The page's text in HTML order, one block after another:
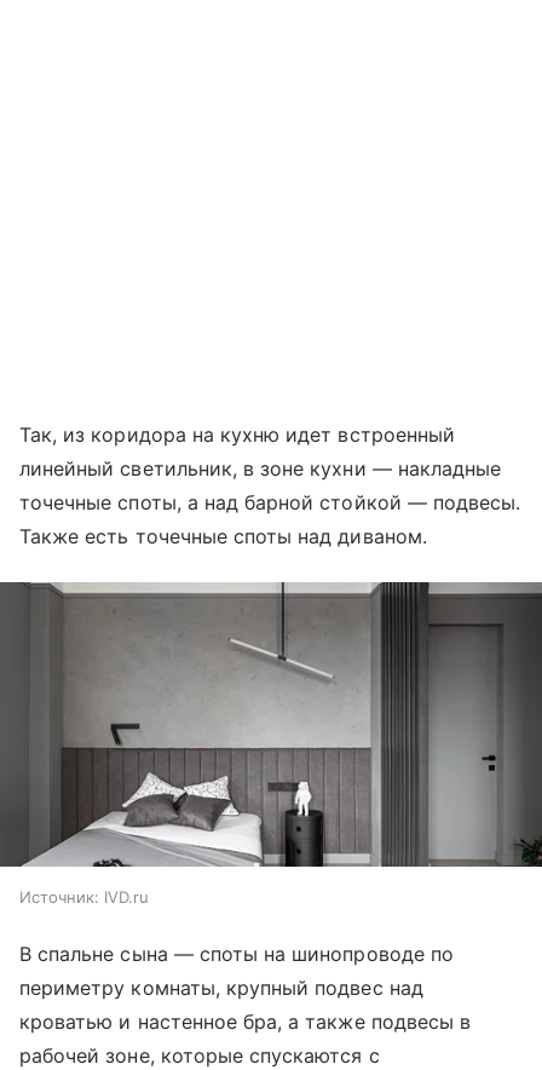
Так, из коридора на кухню идет встроенный
линейный светильник, в зоне кухни — накладные
точечные споты, а над барной стойкой — подвесы.
Также есть точечные споты над диваном.
Источник: IVD.ru
В спальне сына — споты на шинопроводе по
периметру комнаты, крупный подвес над
кроватью и настенное бра, а также подвесы в
рабочей зоне, которые спускаются с